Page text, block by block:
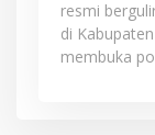
resmi
di
membuka